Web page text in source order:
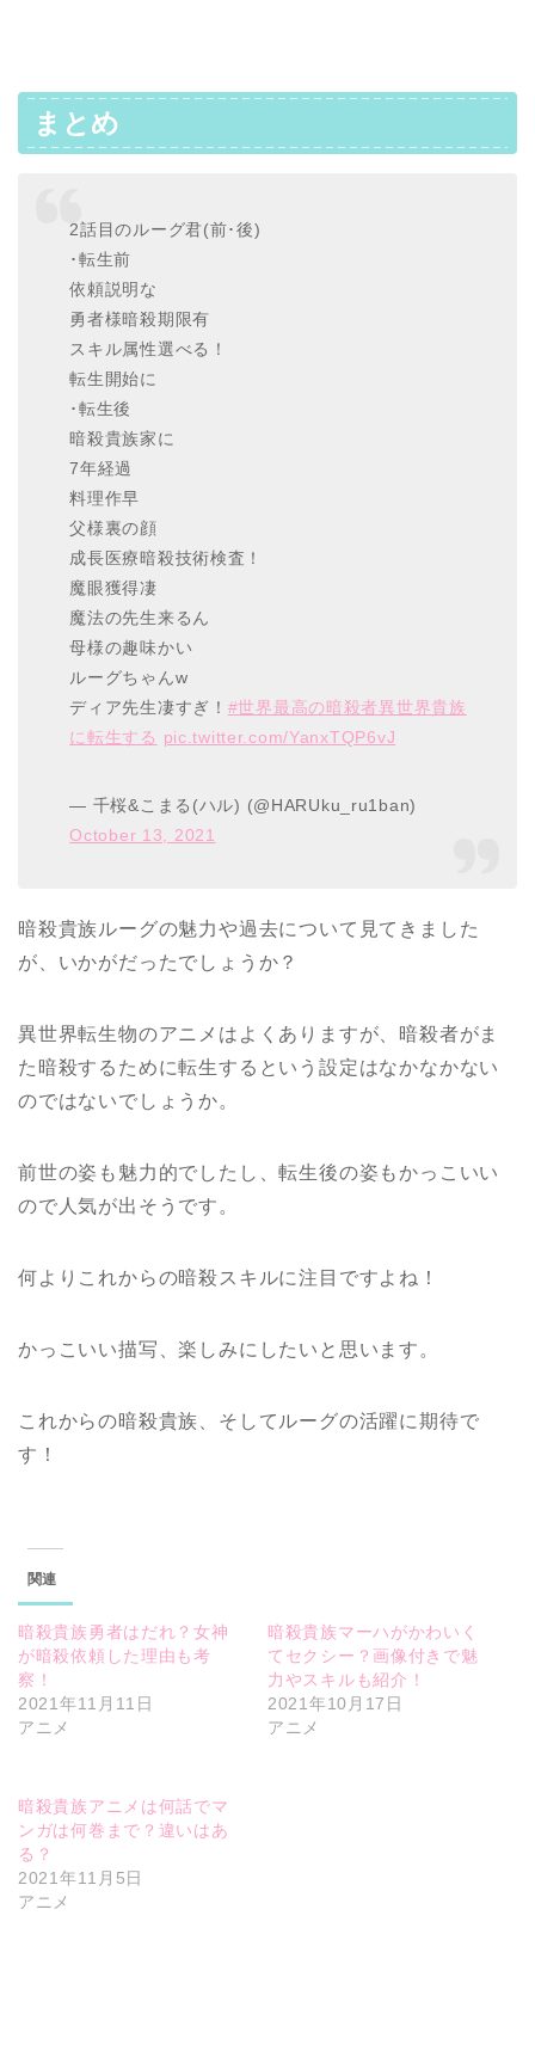
まとめ
2話目のルーグ君(前･後)
･転生前
依頼説明な
勇者様暗殺期限有
スキル属性選べる！
転生開始に
･転生後
暗殺貴族家に
7年経過
料理作早
父様裏の顔
成長医療暗殺技術検査！
魔眼獲得凄
魔法の先生来るん
母様の趣味かい
ルーグちゃんw
ディア先生凄すぎ！ #世界最高の暗殺者異世界貴族
に転生する pic.twitter.com/YanxTQP6vJ
— 千桜&こまる(ハル) (@HARUku_ru1ban)
October 13, 2021
暗殺貴族ルーグの魅力や過去について見てきました
が、いかがだったでしょうか？
異世界転生物のアニメはよくありますが、暗殺者がま
た暗殺するために転生するという設定はなかなかない
のではないでしょうか。
前世の姿も魅力的でしたし、転生後の姿もかっこいい
ので人気が出そうです。
何よりこれからの暗殺スキルに注目ですよね！
かっこいい描写、楽しみにしたいと思います。
これからの暗殺貴族、そしてルーグの活躍に期待で
す！
関連
暗殺貴族勇者はだれ？女神
が暗殺依頼した理由も考
察！
2021年11月11日
アニメ
暗殺貴族マーハがかわいく
てセクシー？画像付きで魅
力やスキルも紹介！
2021年10月17日
アニメ
暗殺貴族アニメは何話でマ
ンガは何巻まで？違いはあ
る？
2021年11月5日
アニメ